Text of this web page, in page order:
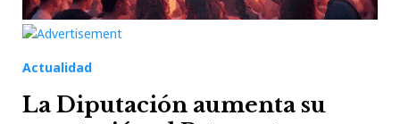
Actualidad
La Diputación aumenta su